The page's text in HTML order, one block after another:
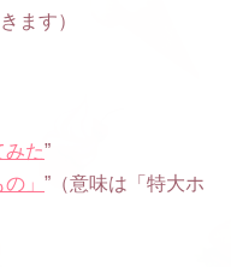
ます）
みた”
」 ”（意味は「特大ホ